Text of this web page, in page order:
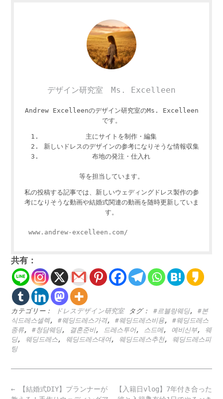
デザイン研究室 Ms. Excelleen
Andrew Excelleenのデザイン研究室のMs. Excelleen
です。
主にサイトを制作・編集
新しいドレスのデザインの参考になりそうな情報収集
布地の発注・仕入れ
等を担当しています。
私の投稿する記事では、新しいウェディングドレス製作の参
考になりそうな動画や結婚式関連の動画を随時更新していま
す。
www.andrew-excelleen.com/
共有：
カテゴリー： ドレスデザイン研究室 タグ： #르블랑웨딩, #본
식드레스셀렉, #웨딩드레스가격, #웨딩드레스비용, #웨딩드레스
종류, #청담웨딩, 결혼준비, 드레스투어, 스드메, 예비신부, 웨
딩, 웨딩드레스, 웨딩드레스대여, 웨딩드레스추천, 웨딩드레스피
팅
Post
【入籍日vlog】7年付き合った
← 【結婚式DIY】プランナーが